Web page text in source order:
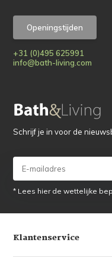
Openingstijden
+31 (0)495 625991
info@bath-living.com
Schrijf je in voor de
* Lees hier de wettelijke
Klantenservice